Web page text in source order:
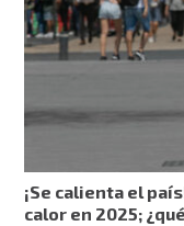
¡Se calienta el
calor en 2025;